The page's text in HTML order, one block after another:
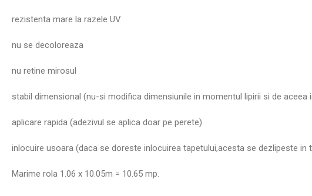
rezistenta mare la razele UV
nu se decoloreaza
nu retine mirosul
stabil dimensional (nu-si modifica dimensiunile in momentul lipirii si de aceea
aplicare rapida (adezivul se aplica doar pe perete)
inlocuire usoara (daca se doreste inlocuirea tapetului,acesta se dezlipeste
Marime rola 1.06 x 10.05m = 10.65 mp.